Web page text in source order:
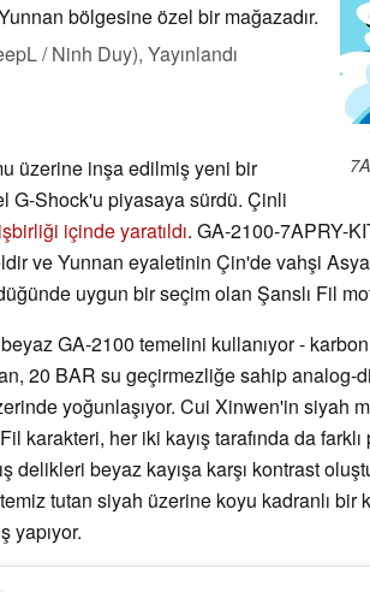
bölgesine özel bir mağazadır.
/ Ninh Duy), Yayınlandı
üzerine inşa edilmiş yeni bir
G-Shock'u piyasaya sürdü. Çinli
içinde yaratıldı. GA-2100-7APRY-
ve Yunnan eyaletinin Çin'de vahşi
uygun bir seçim olan Şanslı Fil
GA-2100 temelini kullanıyor -
20 BAR su geçirmezliğe sahip analog-
yoğunlaşıyor. Cui Xinwen'in siyah
karakteri, her iki kayış tarafında da
delikleri beyaz kayışa karşı kontrast
tutan siyah üzerine koyu kadranlı bir
yapıyor.